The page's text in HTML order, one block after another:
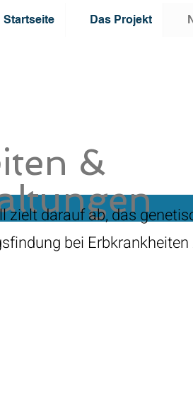
Startseite Das Projekt
&
zielt darauf ab, das
bei Erbkrankheiten